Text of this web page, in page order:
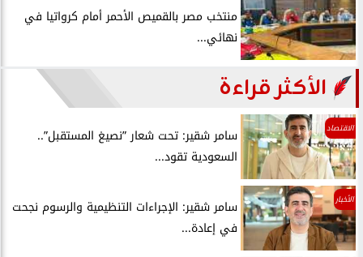
منتخب مصر بالقميص الأحمر أمام كرواتيا في
نهائي...
الأكثر قراءة
الاقتصاد
سامر شقير: تحت شعار ”نصيغ المستقبل”..
السعودية تقود...
الأخبار
سامر شقير: الإجراءات التنظيمية والرسوم نجحت
في إعادة...